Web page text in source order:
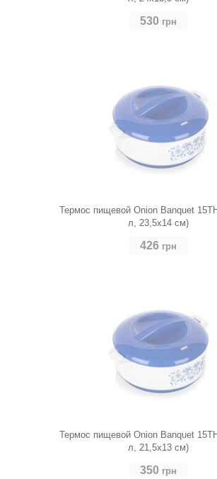
530 грн
Термос пищевой Onion Banquet
л, 23,5х14 см)
426 грн
Термос пищевой Onion Banquet
л, 21,5х13 см)
350 грн